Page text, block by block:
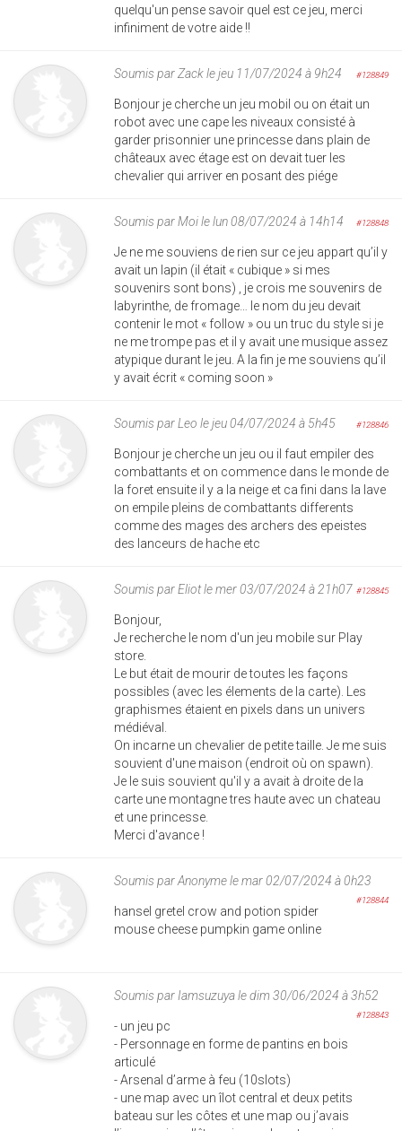
quelqu'un pense savoir quel est ce jeu, merci
infiniment de votre aide !!
Soumis parZackle jeu 11/07/2024 à 9h24 #128849
Bonjour je cherche un jeu mobil ou on était un
robot avec une cape les niveaux consisté à
garder prisonnier une princesse dans plain de
châteaux avec étage est on devait tuer les
chevalier qui arriver en posant des piége
Soumis parMoile lun 08/07/2024 à 14h14 #128848
Je ne me souviens de rien sur ce jeu appart qu’il y
avait un lapin (il était « cubique » si mes
souvenirs sont bons) , je crois me souvenirs de
labyrinthe, de fromage… le nom du jeu devait
contenir le mot « follow » ou un truc du style si je
ne me trompe pas et il y avait une musique assez
atypique durant le jeu. A la fin je me souviens qu’il
y avait écrit « coming soon »
Soumis parLeo le jeu 04/07/2024 à 5h45 #128846
Bonjour je cherche un jeu ou il faut empiler des
combattants et on commence dans le monde de
la foret ensuite il y a la neige et ca fini dans la lave
on empile pleins de combattants differents
comme des mages des archers des epeistes
des lanceurs de hache etc
Soumis parEliotle mer 03/07/2024 à 21h07 #128845
Bonjour,
Je recherche le nom d'un jeu mobile sur Play
store.
Le but était de mourir de toutes les façons
possibles (avec les élements de la carte). Les
graphismes étaient en pixels dans un univers
médiéval.
On incarne un chevalier de petite taille. Je me suis
souvient d'une maison (endroit où on spawn).
Je le suis souvient qu'il y a avait à droite de la
carte une montagne tres haute avec un chateau
et une princesse.
Merci d'avance !
Soumis parAnonymele mar 02/07/2024 à 0h23
#128844
hansel gretel crow and potion spider
mouse cheese pumpkin game online
Soumis par Iamsuzuyale dim 30/06/2024 à 3h52
#128843
- un jeu pc
- Personnage en forme de pantins en bois
articulé
- Arsenal d’arme à feu (10slots)
- une map avec un îlot central et deux petits
bateau sur les côtes et une map ou j’avais